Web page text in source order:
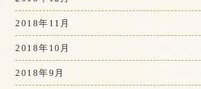
2018年11月
2018年10月
2018年9月